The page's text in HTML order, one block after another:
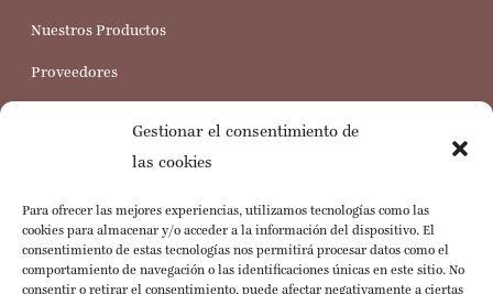
Gestionar el consentimiento de
las cookies
Para ofrecer las mejores experiencias, utilizamos tecnologías como las
cookies para almacenar y/o acceder a la información del dispositivo. El
consentimiento de estas tecnologías nos permitirá procesar datos como el
comportamiento de navegación o las identificaciones únicas en este sitio. No
consentir o retirar el consentimiento, puede afectar negativamente a ciertas
Nuestros Productos
Proveedores
Servicio al Cliente
Preguntas Frecuentes
Política de Cookies